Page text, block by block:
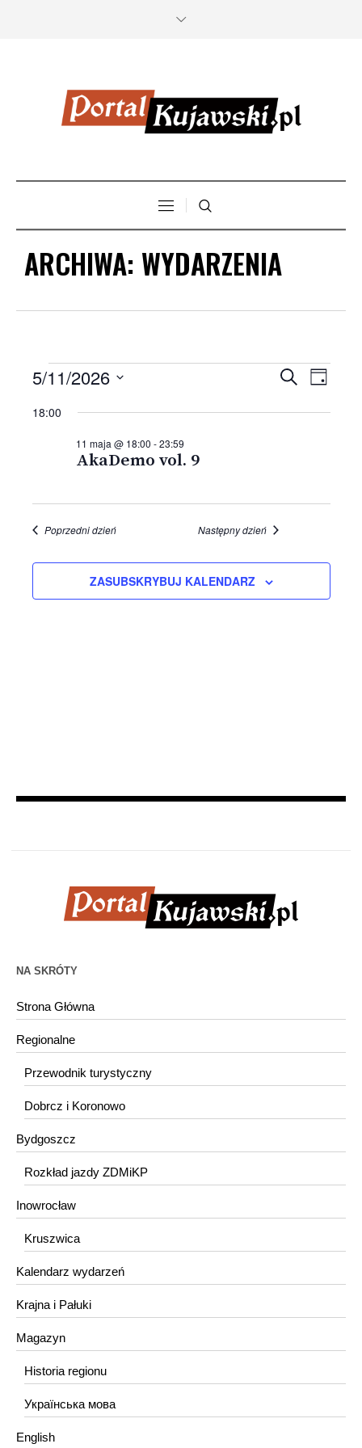
ARCHIWA: WYDARZENIA
WYDARZENIA
FOR
MAJA,
2026
SZUKAJ
DZIEŃ
5/11/2026
datę.
18:00
AkaDemo vol. 9
11 maja @ 18:00 -23:59
Poprzedni dzień Następny dzień
ZASUBSKRYBUJ KALENDARZ
NA SKRÓTY
Strona Główna
Regionalne
Przewodnik turystyczny
Dobrcz i Koronowo
Bydgoszcz
Rozkład jazdy ZDMiKP
Inowrocław
Kruszwica
Kalendarz wydarzeń
Krajna i Pałuki
Magazyn
Historia regionu
Українська мова
English